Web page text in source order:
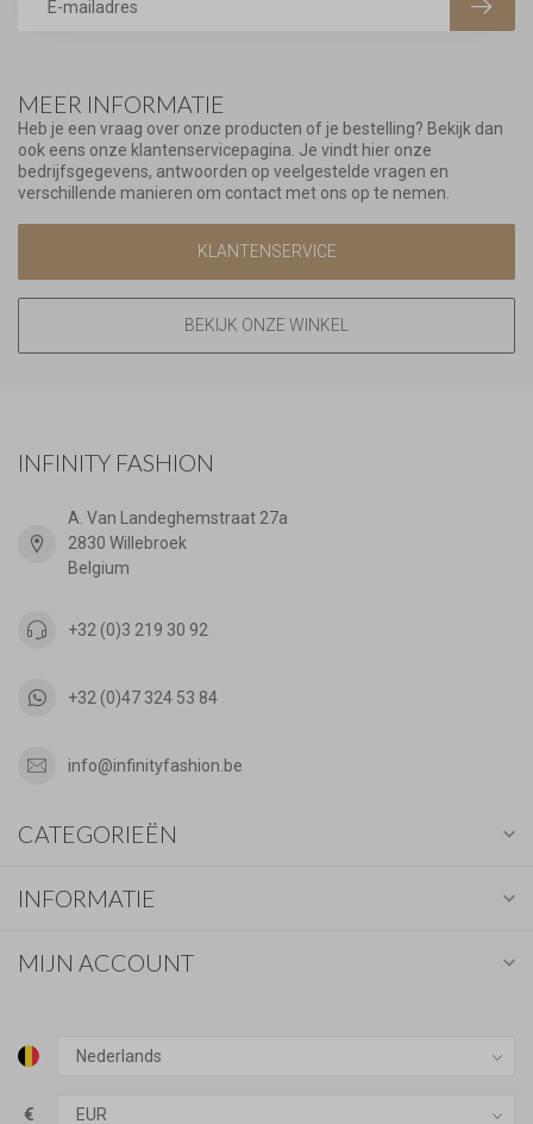
MEER INFORMATIE
Heb je een vraag over onze producten of je bestelling? Bekijk dan
ook eens onze klantenservicepagina. Je vindt hier onze
bedrijfsgegevens, antwoorden op veelgestelde vragen en
verschillende manieren om contact met ons op te nemen.
KLANTENSERVICE
BEKIJK ONZE WINKEL
INFINITY FASHION
A. Van Landeghemstraat 27a
2830 Willebroek
Belgium
+32 (0)3 219 30 92
+32 (0)47 324 53 84
info@infinityfashion.be
CATEGORIEËN
INFORMATIE
MIJN ACCOUNT
€